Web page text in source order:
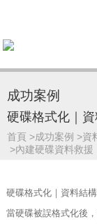
成功案例
硬碟格式化｜
首頁 >成功案例 >資
>內建硬碟資料救援
硬碟格式化｜資料結
當硬碟被誤格式化後